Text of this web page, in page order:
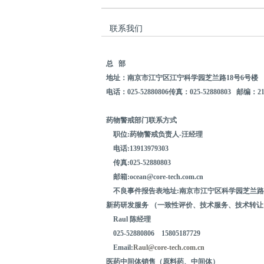
联系我们
总
部
地址：南京市江宁区江宁科学园芝兰路18号6号楼
电话： 025-52880806传真： 025-52880803 邮编：
药物警戒部门联系方式
职位:药物警戒负责人-汪经理
电话:13913979303
传真:025-52880803
邮箱:ocean@core-tech.com.cn
不良事件报告表地址:南京市江宁区科学园芝兰路
新药研发服务
（一致性评价、技术服务、技术转让
Raul 陈经理
025-52880806
15805187729
Email:Raul@core-tech.com.cn
医药中间体销售（原料药、中间体）